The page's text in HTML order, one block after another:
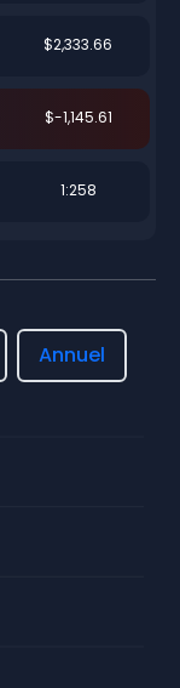
$2,333.66
$-1,145.61
1:258
Annuel